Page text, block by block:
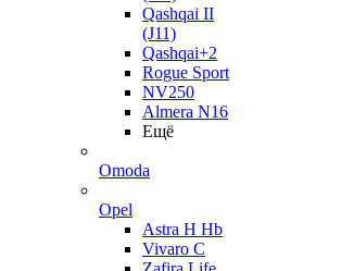
Qashqai II
(J11)
Qashqai+2
Rogue Sport
NV250
Almera N16
Ещё
Omoda
Opel
Astra H Hb
Vivaro C